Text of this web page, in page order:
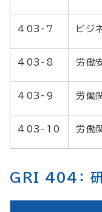
403-7 ビジ
403-8 労働
403-9 労働
403-10 労働
GRI 404：